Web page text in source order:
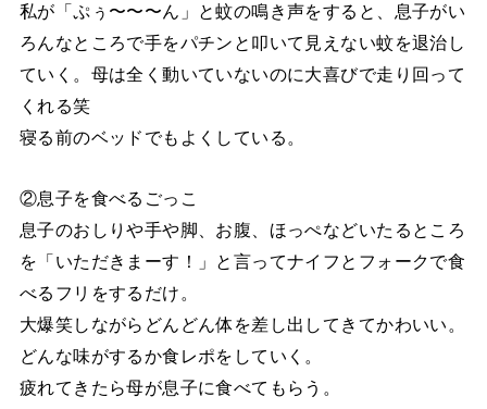
私が「ぷぅ〜〜〜ん」と蚊の鳴き声をすると、息子がい
ろんなところで手をパチンと叩いて見えない蚊を退治し
ていく。母は全く動いていないのに大喜びで走り回って
くれる笑
寝る前のベッドでもよくしている。
②息子を食べるごっこ
息子のおしりや手や脚、お腹、ほっぺなどいたるところ
を「いただきまーす！」と言ってナイフとフォークで食
べるフリをするだけ。
大爆笑しながらどんどん体を差し出してきてかわいい。
どんな味がするか食レポをしていく。
疲れてきたら母が息子に食べてもらう。